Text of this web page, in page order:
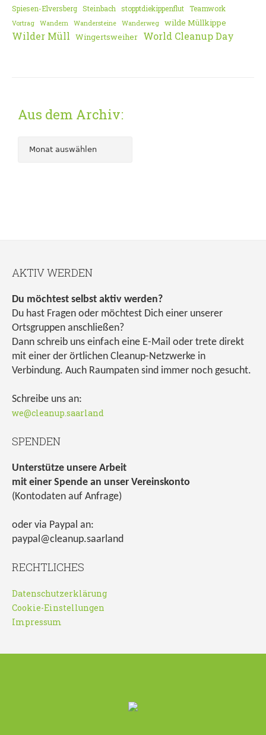
Spiesen-Elversberg Steinbach stopptdiekippenflut Teamwork
Vortrag Wandern Wandersteine Wanderweg wilde Müllkippe
Wilder Müll Wingertsweiher World Cleanup Day
Aus dem Archiv:
AKTIV WERDEN
Du möchtest selbst aktiv werden?
Du hast Fragen oder möchtest Dich einer unserer
Ortsgruppen anschließen?
Dann schreib uns einfach eine E-Mail oder trete direkt
mit einer der örtlichen Cleanup-Netzwerke in
Verbindung. Auch Raumpaten sind immer noch gesucht.
Schreibe uns an:
we@cleanup.saarland
SPENDEN
Unterstütze unsere Arbeit
mit einer Spende an unser Vereinskonto
(Kontodaten auf Anfrage)
oder via Paypal an:
paypal@cleanup.saarland
RECHTLICHES
Datenschutzerklärung
Cookie-Einstellungen
Impressum